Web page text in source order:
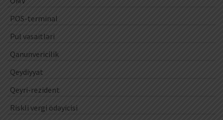
POS-terminal
Pul vəsaitləri
Qanunvericilik
Qeydiyyat
Qeyri-rezident
Riskli vergi ödəyicisi